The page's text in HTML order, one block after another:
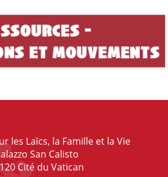
les Laïcs, la Famille et la Vie
San Calisto
Cité du Vatican